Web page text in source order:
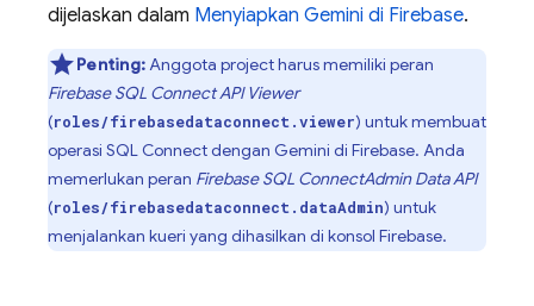
dijelaskan dalam Menyiapkan Gemini di Firebase.
Penting:Anggota project harus memiliki peran
Firebase SQL ConnectAPI Viewer
(roles/firebasedataconnect.viewer) untuk membuat
operasi SQL Connectdengan Gemini di Firebase. Anda
memerlukan peran Firebase SQL ConnectAdmin Data API
(roles/firebasedataconnect.dataAdmin) untuk
menjalankan kueri yang dihasilkan di konsol Firebase.